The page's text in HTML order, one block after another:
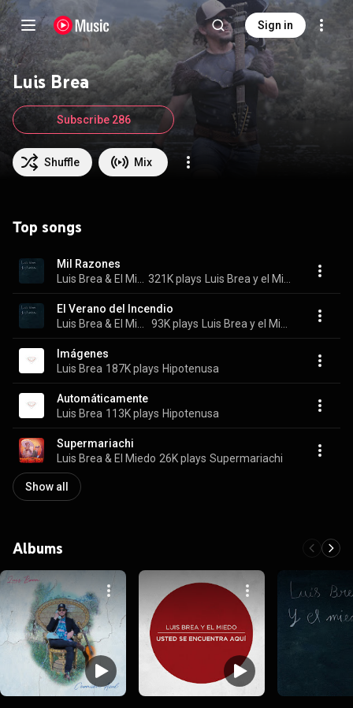
Sign in
Luis Brea
Shuffle Mix
Subscribe 286
Top songs
Mil Razones
321K plays
El Verano del Incendio
93K plays
Imágenes
Luis Brea 187K plays Hipotenusa
Automáticamente
Luis Brea 113K plays Hipotenusa
Supermariachi
Luis Brea & El Miedo 26K plays Supermariachi
Show all
Albums